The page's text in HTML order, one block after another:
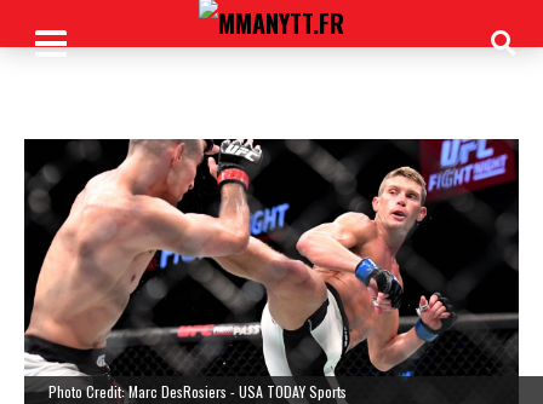
Photo Credit: Marc DesRosiers - USA TODAY Sports